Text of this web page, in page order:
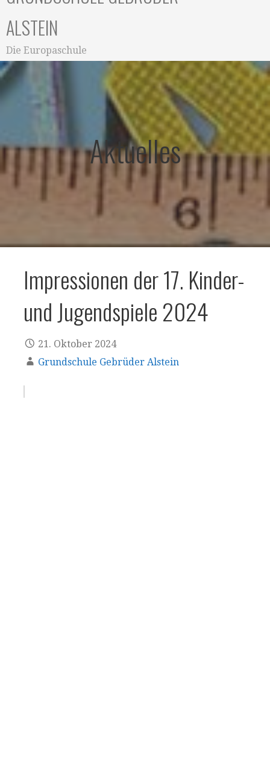
ALSTEIN
Die Europaschule
Aktuelles
Impressionen der 17. Kinder-
und Jugendspiele 2024
21. Oktober 2024
Grundschule Gebrüder Alstein